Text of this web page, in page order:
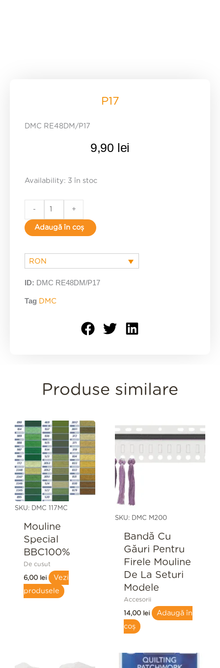
P17
DMC RE48DM/P17
9,90 lei
Availability: 3 în stoc
P17
- +
Adaugă în coș
RON
ID: DMC RE48DM/P17
Tag DMC
Produse similare
SKU: DMC 117MC
Mouline
Special
BBC100%
De cusut
6,00 lei
Vezi
produsele
SKU: DMC M200
Bandă Cu
Găuri Pentru
Firele Mouline
De La Seturi
Modele
Accesorii
14,00 lei
Adaugă în
coș